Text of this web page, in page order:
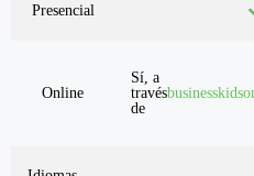
Presencial
Online
Sí, a
través
de